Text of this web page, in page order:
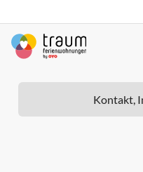
Kontakt,